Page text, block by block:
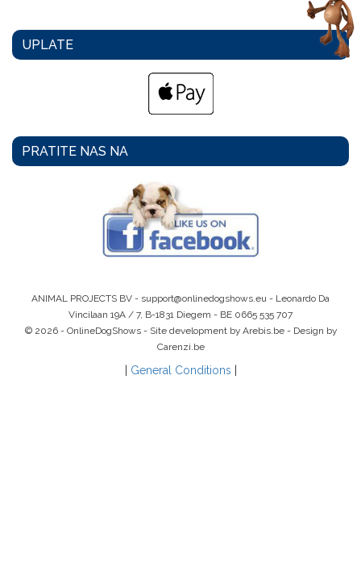
UPLATE
PRATITE NAS NA
ANIMAL PROJECTS BV - support@onlinedogshows.eu - Leonardo Da
Vincilaan 19A / 7, B-1831 Diegem - BE 0665 535 707
© 2026 - OnlineDogShows - Site development by Arebis.be - Design by
Carenzi.be
General Conditions